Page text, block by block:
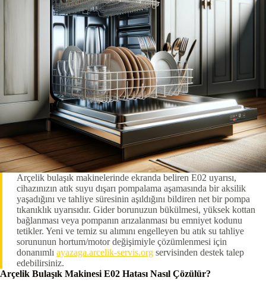
Arçelik bulaşık makinelerinde ekranda beliren E02 uyarısı,
cihazınızın atık suyu dışarı pompalama aşamasında bir aksilik
yaşadığını ve tahliye süresinin aşıldığını bildiren net bir pompa
tıkanıklık uyarısıdır. Gider borunuzun bükülmesi, yüksek kottan
bağlanması veya pompanın arızalanması bu emniyet kodunu
tetikler. Yeni ve temiz su alımını engelleyen bu atık su tahliye
sorununun hortum/motor değişimiyle çözümlenmesi için
donanımlı ayazaga.arcelik-servis.org servisinden destek talep
edebilirsiniz.
Arçelik Bulaşık Makinesi E02 Hatası Nasıl Çözülür?